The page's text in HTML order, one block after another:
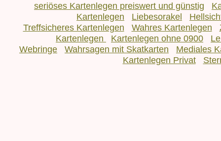
seriöses Kartenlegen preiswert und günstig
Kartenlegen
Liebesorakel
Treffsicheres Kartenlegen
Wahres Kartenlegen
Kartenlegen
Kartenlegen ohne 0900
Webringe
Wahrsagen mit Skatkarten
Mediales
Kartenlegen Privat